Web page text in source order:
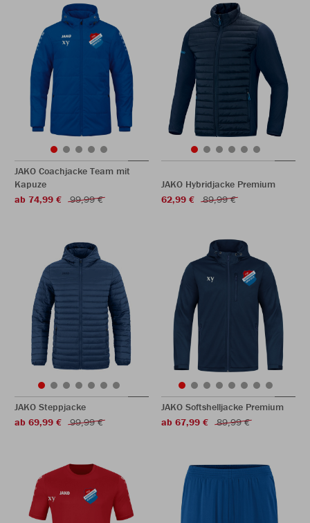
JAKO Coachjacke Team mit
Kapuze
ab 74,99 €
99,99 €
JAKO Hybridjacke Premium
62,99 €
89,99 €
JAKO Steppjacke
ab 69,99 €
99,99 €
JAKO Softshelljacke Premium
ab 67,99 €
89,99 €